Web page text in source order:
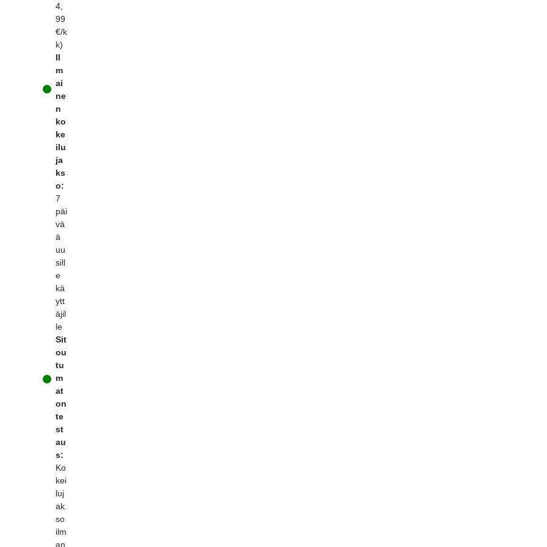
4,
99
€/k
k)
Il
m
ai
ne
n
ko
ke
ilu
ja
ks
o:
7
päi
vä
ä
uu
sill
e
kä
ytt
äjil
le
Sit
ou
tu
m
at
on
te
st
au
s:
Ko
kei
luj
ak
so
ilm
an